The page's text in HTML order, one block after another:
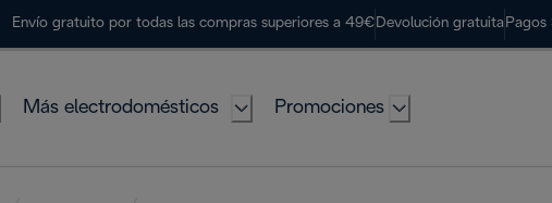
Envío gratuito por todas las compras superiores a 49€ Devolución gratuita Pagos
Más electrodomésticos Promociones